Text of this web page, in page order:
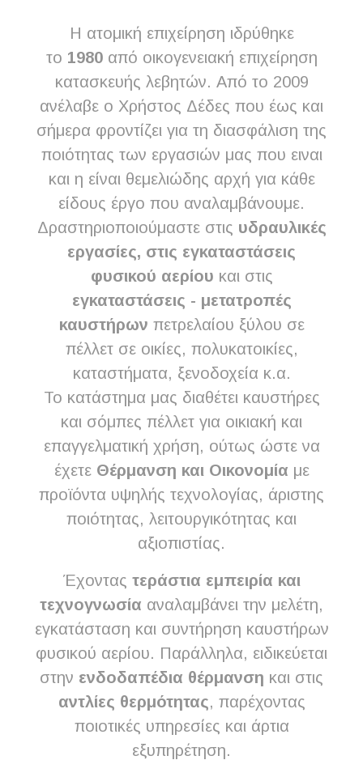
Η ατομική επιχείρηση ιδρύθηκε
το 1980 από οικογενειακή επιχείρηση
κατασκευής λεβητών. Από το 2009
ανέλαβε ο Χρήστος Δέδες που έως και
σήμερα φροντίζει για τη διασφάλιση της
ποιότητας των εργασιών μας που ειναι
και η είναι θεμελιώδης αρχή για κάθε
είδους έργο που αναλαμβάνουμε.
Δραστηριοποιούμαστε στις υδραυλικές
εργασίες, στις εγκαταστάσεις
φυσικού αερίου και στις
εγκαταστάσεις - μετατροπές
καυστήρων πετρελαίου ξύλου σε
πέλλετ σε οικίες, πολυκατοικίες,
καταστήματα, ξενοδοχεία κ.α.
Το κατάστημα μας διαθέτει καυστήρες
και σόμπες πέλλετ για οικιακή και
επαγγελματική χρήση, ούτως ώστε να
έχετε Θέρμανση και Οικονομία με
προϊόντα υψηλής τεχνολογίας, άριστης
ποιότητας, λειτουργικότητας και
αξιοπιστίας.
Έχoντας τεράστια εμπειρία και
τεχνογνωσία αναλαμβάνει την μελέτη,
εγκατάσταση και συντήρηση καυστήρων
φυσικού αερίου. Παράλληλα, ειδικεύεται
στην ενδοδαπέδια θέρμανση και στις
αντλίες θερμότητας, παρέχοντας
ποιοτικές υπηρεσίες και άρτια
εξυπηρέτηση.